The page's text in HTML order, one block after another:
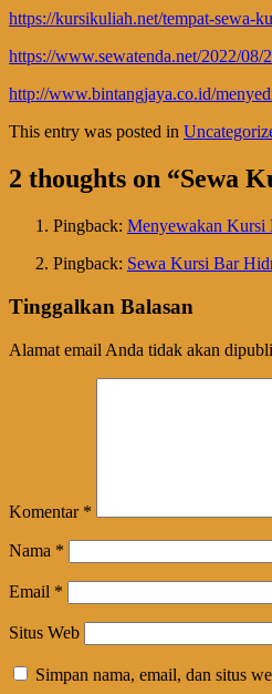
https://kursikuliah.net/tempat-sewa-
https://www.sewatenda.net/2022/08/
http://www.bintangjaya.co.id/
This entry was posted in
2 thoughts on “Sewa
Pingback: Menyewakan Kursi
Pingback: Sewa Kursi Bar
Tinggalkan Balasan
Alamat email Anda tidak akan
Komentar *
Nama *
Email *
Situs Web
Simpan nama, email, dan situs